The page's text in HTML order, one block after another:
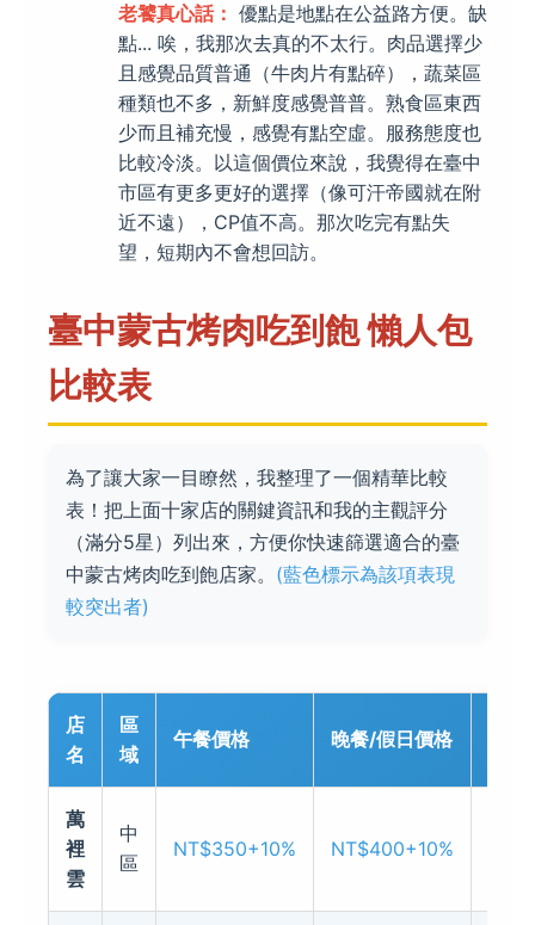
老饕真心話： 優點是地點在公益路方便。缺
點... 唉，我那次去真的不太行。肉品選擇少
且感覺品質普通（牛肉片有點碎），蔬菜區
種類也不多，新鮮度感覺普普。熟食區東西
少而且補充慢，感覺有點空虛。服務態度也
比較冷淡。以這個價位來說，我覺得在臺中
市區有更多更好的選擇（像可汗帝國就在附
近不遠），CP值不高。那次吃完有點失
望，短期內不會想回訪。
臺中蒙古烤肉吃到飽 懶人包
比較表
為了讓大家一目瞭然，我整理了一個精華比較
表！把上面十家店的關鍵資訊和我的主觀評分
（滿分5星）列出來，方便你快速篩選適合的臺
中蒙古烤肉吃到飽店家。 (藍色標示為該項表現
較突出者)
店
名
區
域
午餐價格 晚餐/假日價格
萬
裡
雲
中
區
NT$350+10% NT$400+10%